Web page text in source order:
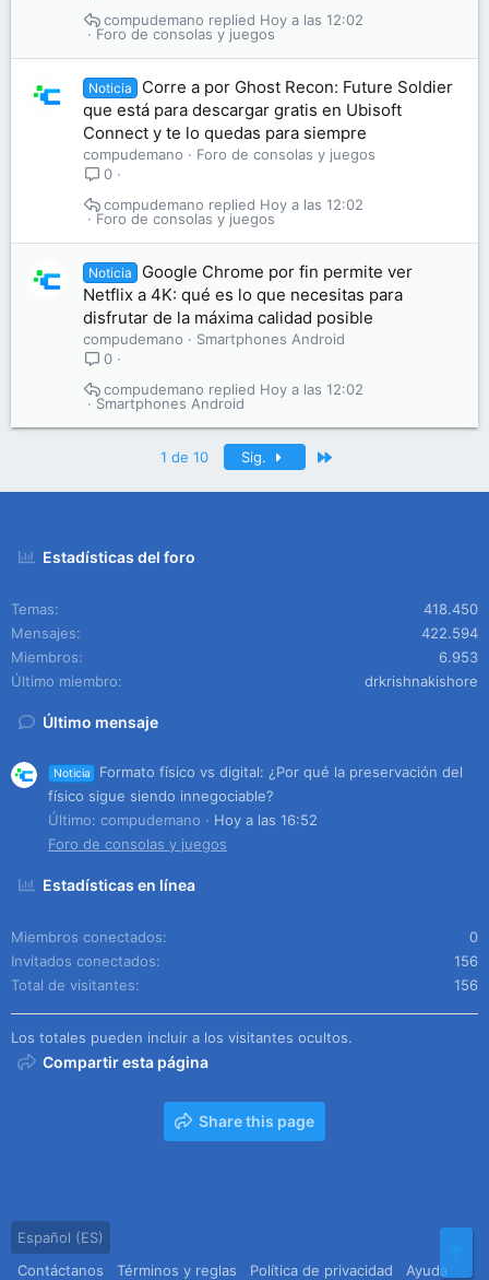
Foro de consolas y juegos
Hoy a las 12:02
compudemano
Noticia
Corre a por Ghost Recon: Future Soldier
que está para descargar gratis en Ubisoft
Connect y te lo quedas para siempre
compudemano
Foro de consolas y juegos
0
Foro de consolas y juegos
Hoy a las 12:02
compudemano
Noticia
Google Chrome por fin permite ver
Netflix a 4K: qué es lo que necesitas para
disfrutar de la máxima calidad posible
compudemano
Smartphones Android
0
Smartphones Android
Hoy a las 12:02
compudemano
1 de 10 Sig.
Estadísticas del foro
Temas
418.450
Mensajes
422.594
Miembros
6.953
Último miembro
drkrishnakishore
Último mensaje
Noticia
Formato físico vs digital: ¿Por qué la preservación del
físico sigue siendo innegociable?
Último: compudemano
Hoy a las 16:52
Foro de consolas y juegos
Estadísticas en línea
Miembros conectados
0
Invitados conectados
156
Total de visitantes
156
Los totales pueden incluir a los visitantes ocultos.
Compartir esta página
Share this page
Español (ES)
Contáctanos
Términos y reglas Política de privacidad Ayuda